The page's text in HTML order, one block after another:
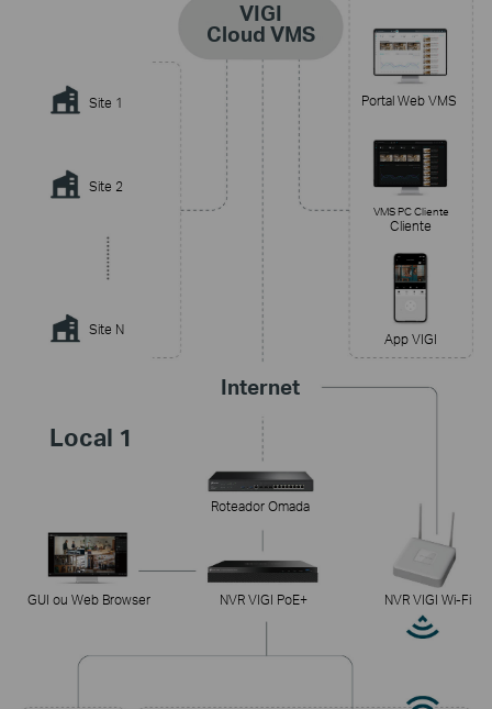
Site 1
Site 2
Site N
Portal Web VMS
VMS PC Cliente
Cliente
App VIGI
Roteador Omada
NVR VIGI PoE+
GUI ou Web Browser NVR VIGI Wi-Fi
Internet
Local 1
VIGI
Cloud VMS